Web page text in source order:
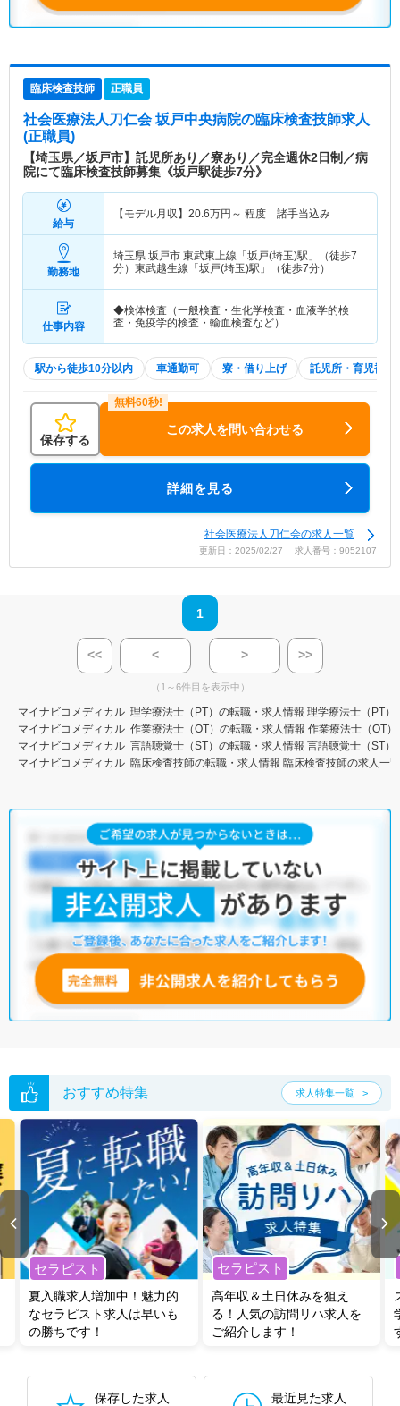
臨床検査技師 正職員
社会医療法人刀仁会 坂戸中央病院の臨床検査技師求人
(正職員)
【埼玉県／坂戸市】託児所あり／寮あり／完全週休2日制／病
院にて臨床検査技師募集《坂戸駅徒歩7分》
給与
【モデル月収】 20.6万円～ 程度 諸手当込み
勤務地
埼玉県 坂戸市 東武東上線「坂戸(埼玉)駅」（徒歩7
分）東武越生線「坂戸(埼玉)駅」（徒歩7分）
仕事内容
◆検体検査（一般検査・生化学検査・血液学的検
査・免疫学的検査・輸血検査など） …
駅から徒歩10分以内 車通勤可 寮・借り上げ 託児所・育児補助
保存する
この求人を問い合わせる
詳細を見る
社会医療法人刀仁会の求人一覧
更新日：2025/02/27 求人番号：9052107
1
<< < > >>
（1～6件目を表示中）
マイナビコメディカル 理学療法士（PT）の転職・求人情報 理学療法士（PT）
マイナビコメディカル 作業療法士（OT）の転職・求人情報 作業療法士（OT
マイナビコメディカル 言語聴覚士（ST）の転職・求人情報 言語聴覚士（ST）
マイナビコメディカル 臨床検査技師の転職・求人情報 臨床検査技師の求人一覧
おすすめ特集 求人特集一覧
セラピスト
夏入職求人増加中！魅力的
なセラピスト求人は早いも
の勝ちです！
セラピスト
高年収＆土日休みを狙え
る！人気の訪問リハ求人を
ご紹介します！
保存した求人
最近見た求人